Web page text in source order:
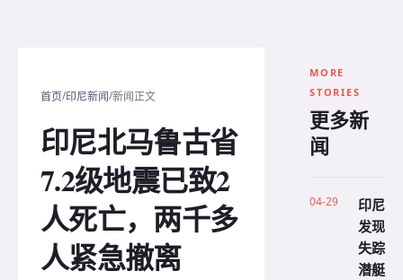
首页/印尼新闻/新闻正文
印尼北马鲁古省
7.2级地震已致2
人死亡，两千多
人紧急撤离
MORE
STORIES
更多新
闻
04-29
印尼
发现
失踪
潜艇